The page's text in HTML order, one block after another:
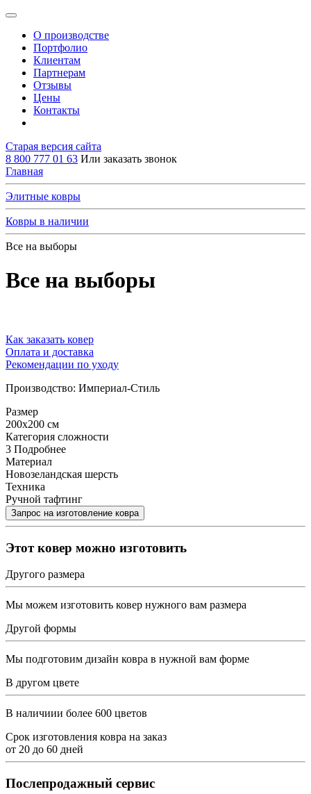
О производстве
Портфолио
Клиентам
Партнерам
Отзывы
Цены
Контакты
Старая версия сайта
8 800 777 01 63 Или заказать звонок
Главная
Элитные ковры
Ковры в наличии
Все на выборы
Все на выборы
Как заказать ковер
Оплата и доставка
Рекомендации по уходу
Производство: Империал-Стиль
Размер
200x200 см
Категория сложности
3 Подробнее
Материал
Новозеландская шерсть
Техника
Ручной тафтинг
Этот ковер можно изготовить
Другого размера
Мы можем изготовить ковер нужного вам размера
Другой формы
Мы подготовим дизайн ковра в нужной вам форме
В другом цвете
В наличиии более 600 цветов
Срок изготовления ковра на заказ
от 20 до 60 дней
Послепродажный сервис